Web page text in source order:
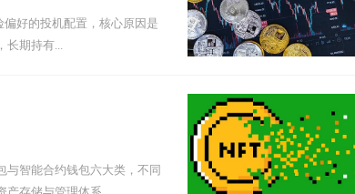
好的投机配置，核心原因是
长期持有...
与智能合约钱包六大类，不同